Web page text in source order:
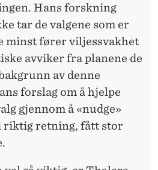
Hans forskning
tar de valgene som er
minst fører viljessvakhet
avviker fra planene de
av denne
forslag om å hjelpe
gjennom å «nudge»
riktig retning, fått stor